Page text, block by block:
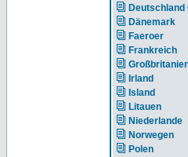
Deutschland
Dänemark
Faeroer
Frankreich
Irland
Island
Litauen
Norwegen
Polen